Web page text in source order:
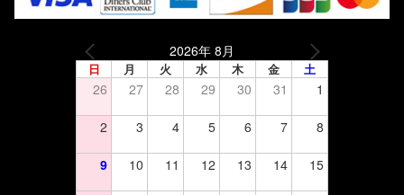
2026年 8月
日 月 火 水 木 金 土
26 27 28 29 30 31 1
2 3 4 5 6 7 8
9 10 11 12 13 14 15